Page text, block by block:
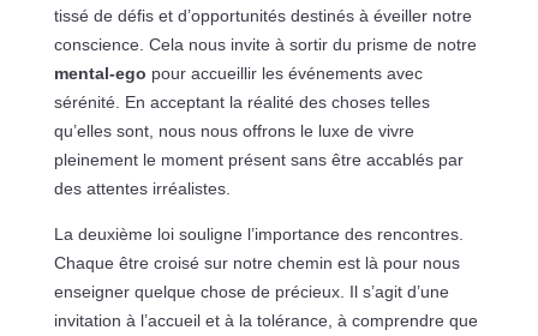
tissé de défis et d’opportunités destinés à éveiller notre
conscience. Cela nous invite à sortir du prisme de notre
mental-ego pour accueillir les événements avec
sérénité. En acceptant la réalité des choses telles
qu’elles sont, nous nous offrons le luxe de vivre
pleinement le moment présent sans être accablés par
des attentes irréalistes.
La deuxième loi souligne l’importance des rencontres.
Chaque être croisé sur notre chemin est là pour nous
enseigner quelque chose de précieux. Il s’agit d’une
invitation à l’accueil et à la tolérance, à comprendre que